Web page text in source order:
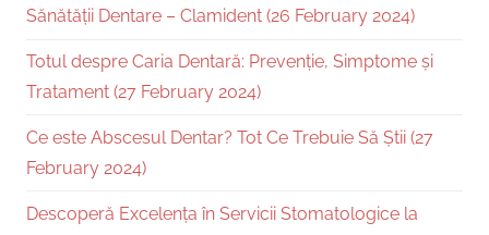
Sănătății Dentare – Clamident (26 February 2024)
Totul despre Caria Dentară: Prevenție, Simptome și
Tratament (27 February 2024)
Ce este Abscesul Dentar? Tot Ce Trebuie Să Știi (27
February 2024)
Descoperă Excelența în Servicii Stomatologice la